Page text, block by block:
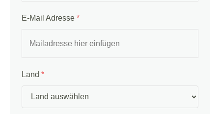
E-Mail Adresse *
Land *